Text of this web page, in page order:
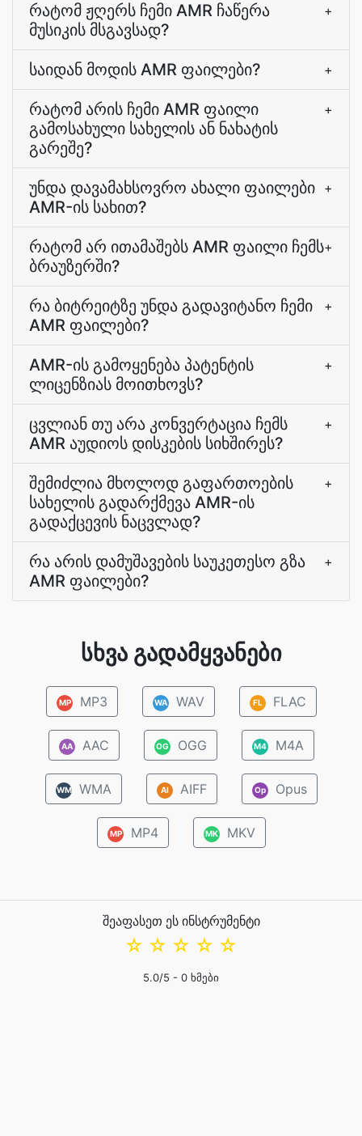
რატომ ჟღერს ჩემი AMR ჩაწერა
მუსიკის მსგავსად?
+
საიდან მოდის AMR ფაილები? +
რატომ არის ჩემი AMR ფაილი
გამოსახული სახელის ან ნახატის
გარეშე?
+
უნდა დავამახსოვრო ახალი ფაილები
AMR-ის სახით?
+
რატომ არ ითამაშებს AMR ფაილი ჩემს
ბრაუზერში?
+
რა ბიტრეიტზე უნდა გადავიტანო ჩემი
AMR ფაილები?
+
AMR-ის გამოყენება პატენტის
ლიცენზიას მოითხოვს?
+
ცვლიან თუ არა კონვერტაცია ჩემს
AMR აუდიოს დისკების სიხშირეს?
+
შემიძლია მხოლოდ გაფართოების
სახელის გადარქმევა AMR-ის
გადაქცევის ნაცვლად?
+
რა არის დამუშავების საუკეთესო გზა
AMR ფაილები?
+
სხვა გადამყვანები
MP MP3 WA WAV FL FLAC
AA AAC OG OGG M4 M4A
WM WMA AI AIFF Op Opus
MP MP4 MK MKV
შეაფასეთ ეს ინსტრუმენტი
☆
☆
☆
☆
☆
5.0/5 - 0 ხმები